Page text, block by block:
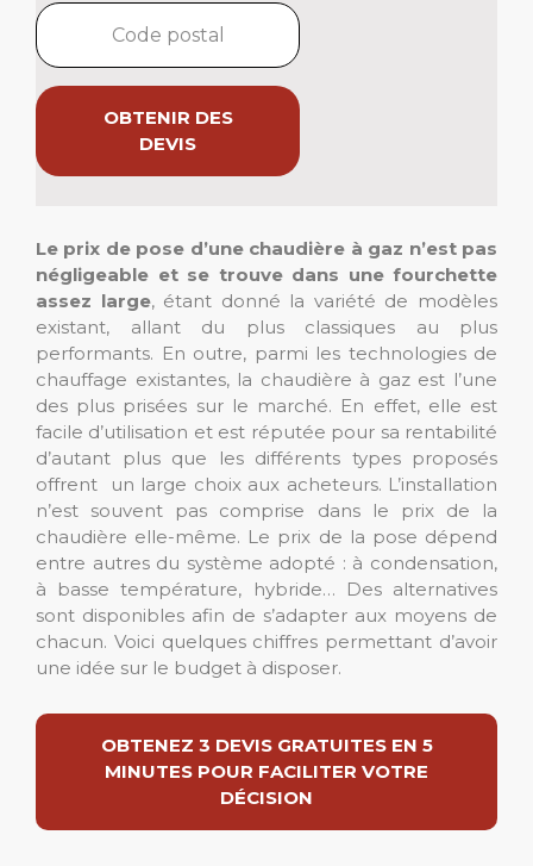
OBTENIR DES
DEVIS
Le prix de pose d’une chaudière à gaz n’est pas
négligeable et se trouve dans une fourchette
assez large, étant donné la variété de modèles
existant, allant du plus classiques au plus
performants. En outre, parmi les technologies de
chauffage existantes, la chaudière à gaz est l’une
des plus prisées sur le marché. En effet, elle est
facile d’utilisation et est réputée pour sa rentabilité
d’autant plus que les différents types proposés
offrent un large choix aux acheteurs. L’installation
n’est souvent pas comprise dans le prix de la
chaudière elle-même. Le prix de la pose dépend
entre autres du système adopté : à condensation,
à basse température, hybride… Des alternatives
sont disponibles afin de s’adapter aux moyens de
chacun. Voici quelques chiffres permettant d’avoir
une idée sur le budget à disposer.
OBTENEZ 3 DEVIS GRATUITES EN 5
MINUTES POUR FACILITER VOTRE
DÉCISION